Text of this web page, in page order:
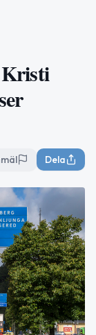
Kristi
Dela